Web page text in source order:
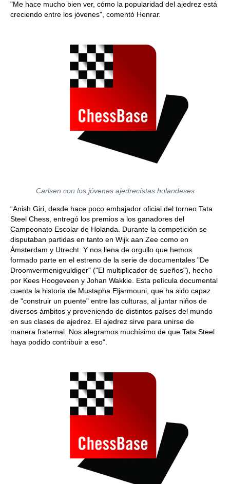
"Me hace mucho bien ver, cómo la popularidad del ajedrez está
creciendo entre los jóvenes", comentó Henrar.
Carlsen con los jóvenes ajedrecístas holandeses
“Anish Giri, desde hace poco embajador oficial del torneo Tata
Steel Chess, entregó los premios a los ganadores del
Campeonato Escolar de Holanda. Durante la competición se
disputaban partidas en tanto en Wijk aan Zee como en
Ámsterdam y Utrecht. Y nos llena de orgullo que hemos
formado parte en el estreno de la serie de documentales "De
Droomvermenigvuldiger" ("El multiplicador de sueños"), hecho
por Kees Hoogeveen y Johan Wakkie. Esta película documental
cuenta la historia de Mustapha Eljarmouni, que ha sido capaz
de "construir un puente" entre las culturas, al juntar niños de
diversos ámbitos y proveniendo de distintos países del mundo
en sus clases de ajedrez. El ajedrez sirve para unirse de
manera fraternal. Nos alegramos muchísimo de que Tata Steel
haya podido contribuir a eso".